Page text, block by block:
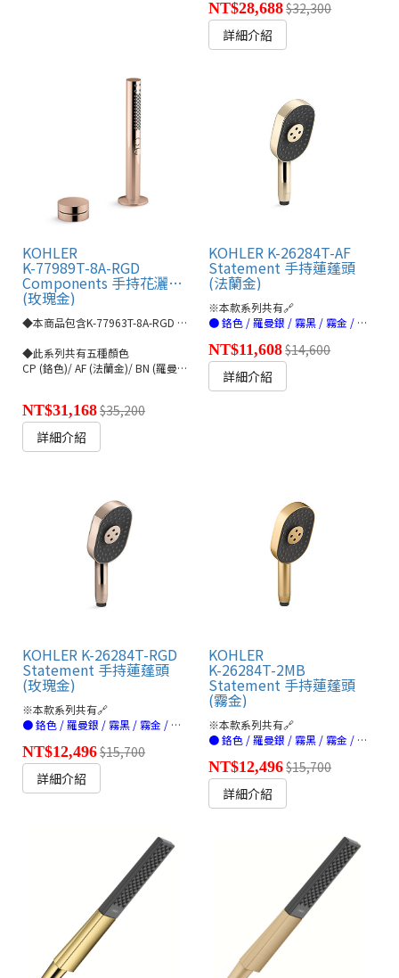
NT$28,688$32,300
詳細介紹
KOHLER
K-77989T-8A-RGD
Components 手持花灑含控制開關
(玫瑰金)
◆本商品包含K-77963T-8A-RGD Components 推控式圓型把手
◆此系列共有五種顏色
CP (鉻色)/ AF (法蘭金)/ BN (羅曼銀)/ RGD (玫瑰金)/ 3GC (黑鉻金)
NT$31,168$35,200
詳細介紹
KOHLER K-26284T-AF
Statement 手持蓮蓬頭
(法蘭金)
※本款系列共有🔗
● 鉻色 / 羅曼銀 / 霧黑 / 霧金 / 法蘭金 / 玫瑰金(連結)
NT$11,608$14,600
詳細介紹
KOHLER K-26284T-RGD
Statement 手持蓮蓬頭
(玫瑰金)
※本款系列共有🔗
● 鉻色 / 羅曼銀 / 霧黑 / 霧金 / 法蘭金 / 玫瑰金(連結)
NT$12,496$15,700
詳細介紹
KOHLER
K-26284T-2MB
Statement 手持蓮蓬頭
(霧金)
※本款系列共有🔗
● 鉻色 / 羅曼銀 / 霧黑 / 霧金 / 法蘭金 / 玫瑰金(連結)
NT$12,496$15,700
詳細介紹